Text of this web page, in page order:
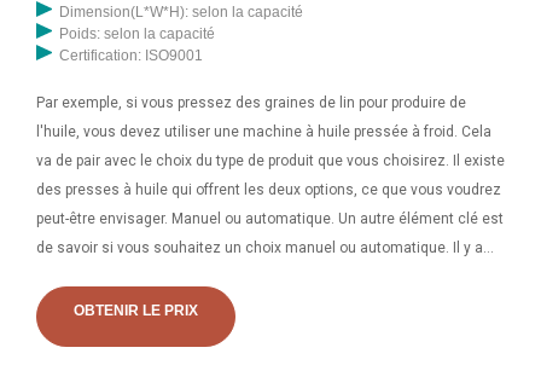
Dimension(L*W*H): selon la capacité
Poids: selon la capacité
Certification: ISO9001
Par exemple, si vous pressez des graines de lin pour produire de
l'huile, vous devez utiliser une machine à huile pressée à froid. Cela
va de pair avec le choix du type de produit que vous choisirez. Il existe
des presses à huile qui offrent les deux options, ce que vous voudrez
peut-être envisager. Manuel ou automatique. Un autre élément clé est
de savoir si vous souhaitez un choix manuel ou automatique. Il y a
l’huile de lin pressée à froid et l’huile de lin vierge. Les termes ne
s’excluent pas mutuellement. Vous pouvez acheter des produits à
OBTENIR LE PRIX